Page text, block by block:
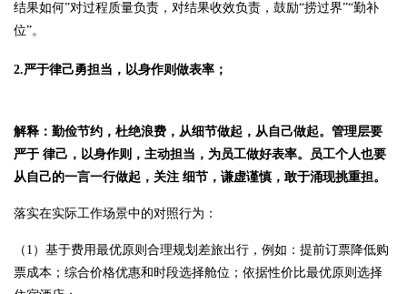
结果如何”对过程质量负责，对结果收效负责，鼓励“捞过界”“勤补
位”。
2.严于律己勇担当，以身作则做表率；
解释：勤俭节约，杜绝浪费，从细节做起，从自己做起。管理层要
严于 律己，以身作则，主动担当，为员工做好表率。员工个人也要
从自己的一言一行做起，关注 细节，谦虚谨慎，敢于涌现挑重担。
落实在实际工作场景中的对照行为：
（1）基于费用最优原则合理规划差旅出行，例如：提前订票降低购
票成本；综合价格优惠和时段选择舱位；依据性价比最优原则选择